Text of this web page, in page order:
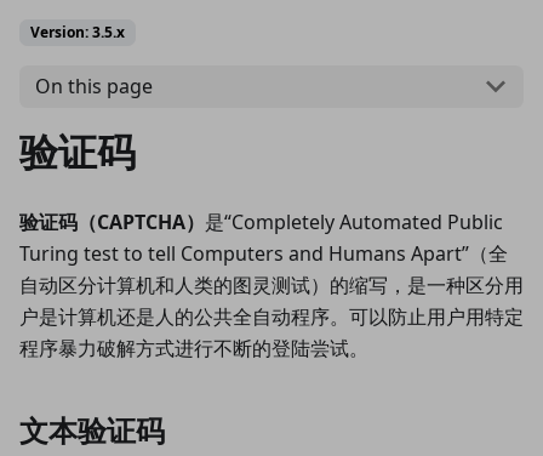
Version: 3.5.x
On this page
验证码
验证码（CAPTCHA） 是“Completely Automated Public
Turing test to tell Computers and Humans Apart”（全
自动区分计算机和人类的图灵测试）的缩写，是一种区分用
户是计算机还是人的公共全自动程序。可以防止用户用特定
程序暴力破解方式进行不断的登陆尝试。
文本验证码